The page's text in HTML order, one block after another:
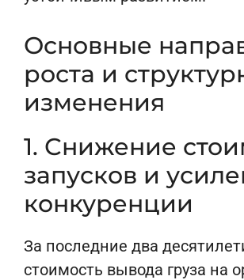
Основные
роста и
изменения
1. Снижение
запусков и
конкуренции
За последние два
стоимость вывода груза на